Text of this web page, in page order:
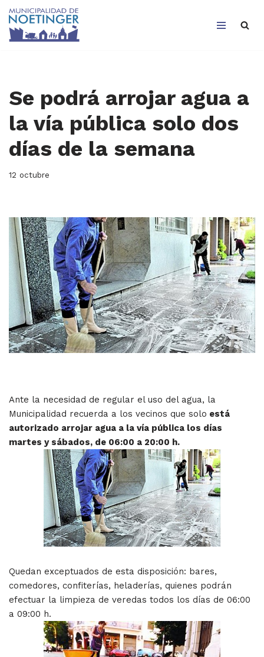
Saltar
Se podrá arrojar agua a
la vía pública solo dos
días de la semana
12 octubre
Ante la necesidad de regular el uso del agua, la
Municipalidad recuerda a los vecinos que solo está
autorizado arrojar agua a la vía pública los días
martes y sábados, de 06:00 a 20:00 h.
Quedan exceptuados de esta disposición: bares,
comedores, confiterías, heladerías, quienes podrán
efectuar la limpieza de veredas todos los días de 06:00
a 09:00 h.